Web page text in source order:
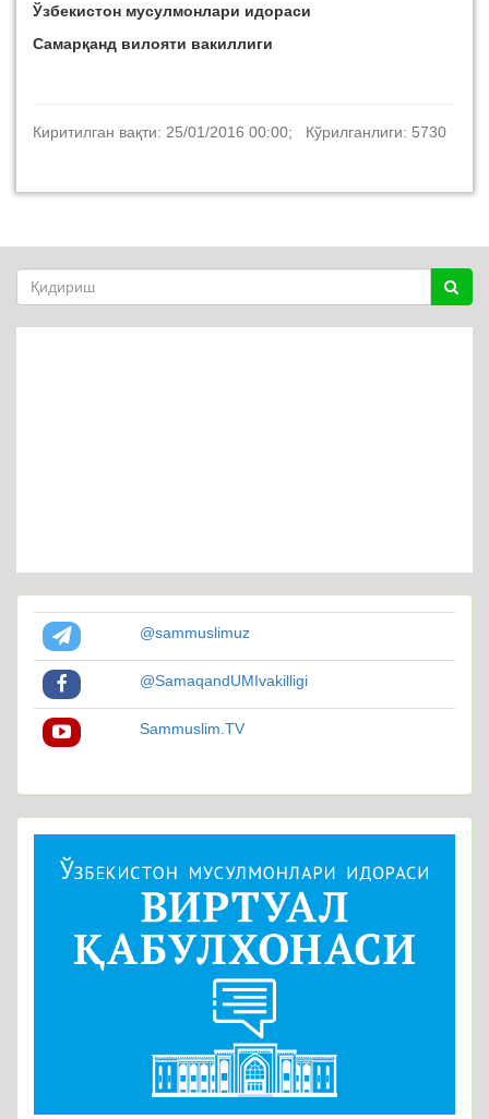
Ўзбекистон мусулмонлари идораси
Самарқанд вилояти вакиллиги
Киритилган вақти: 25/01/2016 00:00; Кўрилганлиги: 5730
@sammuslimuz
@SamaqandUMIvakilligi
Sammuslim.TV